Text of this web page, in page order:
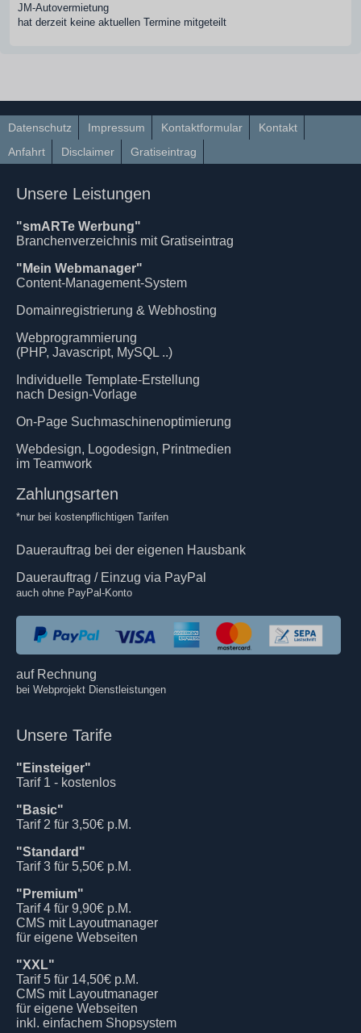
JM-Autovermietung
hat derzeit keine aktuellen Termine mitgeteilt
Datenschutz Impressum Kontaktformular
Kontakt
Anfahrt
Disclaimer Gratiseintrag
Unsere Leistungen
"smARTe Werbung"
Branchenverzeichnis mit Gratiseintrag
"Mein Webmanager"
Content-Management-System
Domainregistrierung & Webhosting
Webprogrammierung
(PHP, Javascript, MySQL ..)
Individuelle Template-Erstellung
nach Design-Vorlage
On-Page Suchmaschinenoptimierung
Webdesign, Logodesign, Printmedien
im Teamwork
Zahlungsarten
*nur bei kostenpflichtigen Tarifen
Dauerauftrag bei der eigenen Hausbank
Dauerauftrag / Einzug via PayPal
auch ohne PayPal-Konto
auf Rechnung
bei Webprojekt Dienstleistungen
Unsere Tarife
"Einsteiger"
Tarif 1 - kostenlos
"Basic"
Tarif 2 für 3,50€ p.M.
"Standard"
Tarif 3 für 5,50€ p.M.
"Premium"
Tarif 4 für 9,90€ p.M.
CMS mit Layoutmanager
für eigene Webseiten
"XXL"
Tarif 5 für 14,50€ p.M.
CMS mit Layoutmanager
für eigene Webseiten
inkl. einfachem Shopsystem